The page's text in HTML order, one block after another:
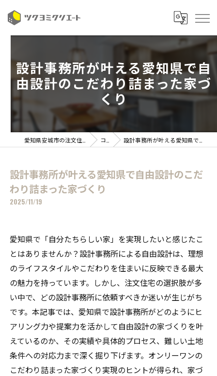
設計事務所が叶える愛知県で自
由設計のこだわり詰まった家づ
くり
コラム 設計事務所が叶える愛知県で自由設計のこだわり詰まった家づくり
設計事務所が叶える愛知県で自由設計のこだ
わり詰まった家づくり
2025/11/19
愛知県で「自分たちらしい家」を実現したいと感じたこ
とはありませんか？設計事務所による自由設計は、理想
のライフスタイルやこだわりを住まいに反映できる最大
の魅力を持っています。しかし、注文住宅の選択肢が多
い中で、どの設計事務所に依頼すべきか迷いが生じがち
です。本記事では、愛知県で設計事務所がどのようにヒ
アリング力や提案力を活かして自由設計の家づくりを叶
えているのか、その実績や具体的プロセス、難しい土地
条件への対応力まで深く掘り下げます。オンリーワンの
こだわり詰まった家づくり実現のヒントが得られ、家づ